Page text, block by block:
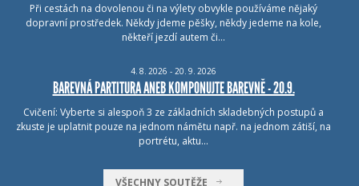
Při cestách na dovolenou či na výlety obvykle používáme nějaký
dopravní prostředek. Někdy jdeme pěšky, někdy jedeme na kole,
někteří jezdí autem či…
4. 8. 2026 - 20. 9. 2026
BAREVNÁ PARTITURA ANEB KOMPONUJTE BAREVNĚ - 20.9.
Cvičení: Vyberte si alespoň 3 ze základních skladebných postupů a
zkuste je uplatnit pouze na jednom námětu např. na jednom zátiší, na
portrétu, aktu…
VŠECHNY SOUTĚŽE